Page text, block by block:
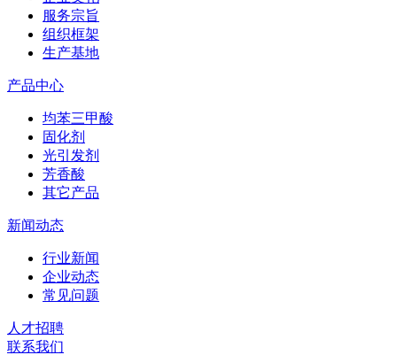
服务宗旨
组织框架
生产基地
产品中心
均苯三甲酸
固化剂
光引发剂
芳香酸
其它产品
新闻动态
行业新闻
企业动态
常见问题
人才招聘
联系我们